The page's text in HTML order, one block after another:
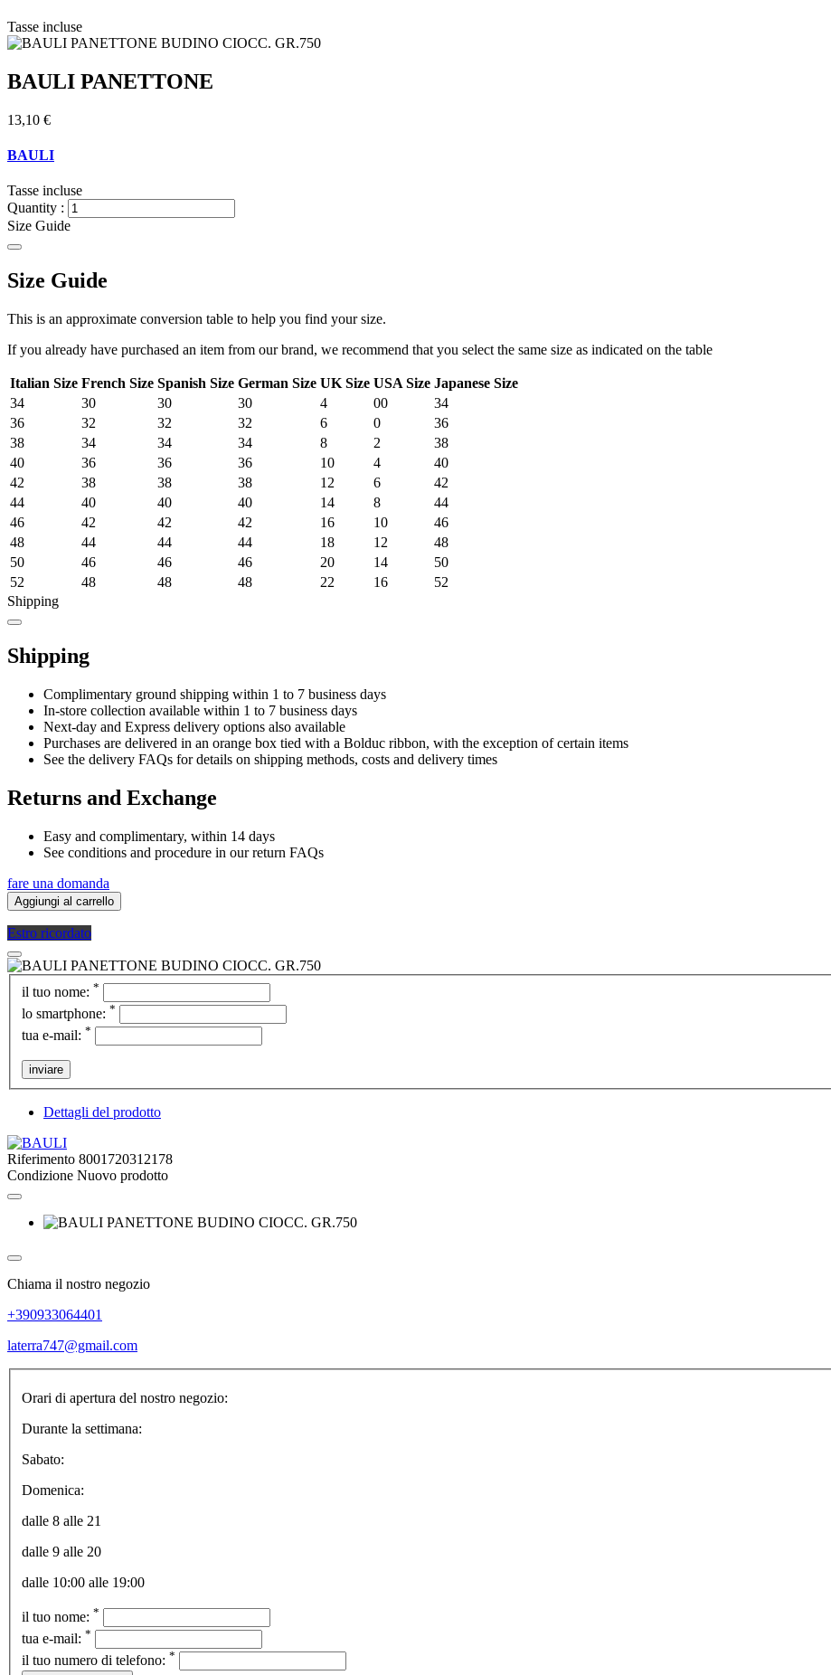
Tasse incluse
BAULI PANETTONE
13,10 €
BAULI
Tasse incluse
Quantity :
Size Guide
Size Guide
This is an approximate conversion table to help you find your size.
If you already have purchased an item from our brand, we recommend that you select the same size as indicated on the table
Italian Size French Size Spanish Size German Size UK Size USA Size Japanese Size
34
30 30 30 4 00
34
36
32 32 32 6 0
36
38
34 34 34 8 2
38
40
36 36 36 10 4
40
42
38 38 38 12 6
42
44
40 40 40 14 8
44
46
42 42 42 16 10
46
48
44 44 44 18 12
48
50
46 46 46 20 14
50
52
48 48 48 22 16
52
Shipping
Shipping
Complimentary ground shipping within 1 to 7 business days
In-store collection available within 1 to 7 business days
Next-day and Express delivery options also available
Purchases are delivered in an orange box tied with a Bolduc ribbon, with the exception of certain items
See the delivery FAQs for details on shipping methods, costs and delivery times
Returns and Exchange
Easy and complimentary, within 14 days
See conditions and procedure in our return FAQs
fare una domanda
Aggiungi al carrello
Estro ricordato
il tuo nome: *
lo smartphone: *
tua e-mail: *
inviare
Dettagli del prodotto
Riferimento 8001720312178
Condizione Nuovo prodotto
Chiama il nostro negozio
+390933064401
laterra747@gmail.com
Orari di apertura del nostro negozio:
Durante la settimana:
Sabato:
Domenica:
dalle 8 alle 21
dalle 9 alle 20
dalle 10:00 alle 19:00
il tuo nome: *
tua e-mail: *
il tuo numero di telefono: *